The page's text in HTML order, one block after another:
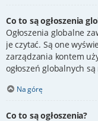
Co to są ogłoszenia
Ogłoszenia globalne
je czytać. Są one
zarządzania kontem
ogłoszeń globalnych
Na górę
Co to są ogłoszenia?